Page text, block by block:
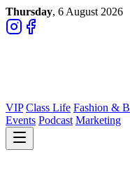
Thursday, 6 August 2026
VIP Class Life Fashion &
Events Podcast Marketing